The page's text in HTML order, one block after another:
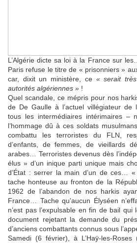
L’Algérie dicte sa loi à la France sur
Paris refuse le titre de « prisonniers »
car, dixit un ministère, ce « serait
autorités algériennes » !
Quel scandale, ce mépris pour nos
de De Gaulle à l’actuel villégiateur de
tous les intermédiaires intérimaires –
l’hommage dû à ces soldats
combattu les terroristes du FLN,
d’enfants, de femmes, de vieillards
arabes… Terroristes devenus dès
élus » d’un inique parti unique mais
d’État : serrer la main d’un de ces…
tache honteuse au fronton de la
1962 de l’abandon de nos harkis
France… Tache qu’aucun Élyséen
n’est pas l’expulsable en fin de bail
document rejetant la demande du
d’anciens combattants connus sous
Samedi (6 février), à L’Haÿ-les-Roses